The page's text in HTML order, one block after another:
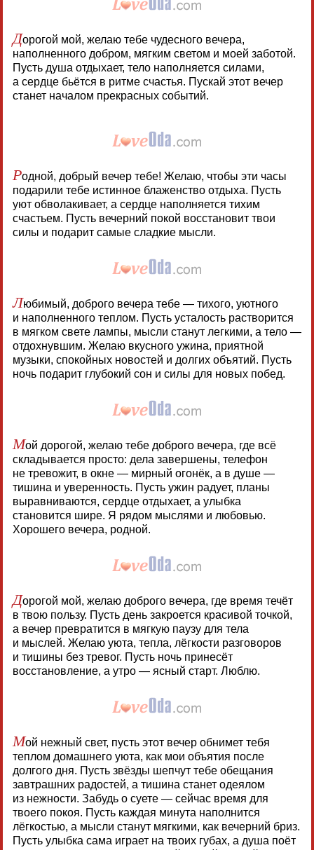
Дорогой мой, желаю тебе чудесного вечера,
наполненного добром, мягким светом и моей заботой.
Пусть душа отдыхает, тело наполняется силами,
а сердце бьётся в ритме счастья. Пускай этот вечер
станет началом прекрасных событий.
Родной, добрый вечер тебе! Желаю, чтобы эти часы
подарили тебе истинное блаженство отдыха. Пусть
уют обволакивает, а сердце наполняется тихим
счастьем. Пусть вечерний покой восстановит твои
силы и подарит самые сладкие мысли.
Любимый, доброго вечера тебе — тихого, уютного
и наполненного теплом. Пусть усталость растворится
в мягком свете лампы, мысли станут легкими, а тело —
отдохнувшим. Желаю вкусного ужина, приятной
музыки, спокойных новостей и долгих объятий. Пусть
ночь подарит глубокий сон и силы для новых побед.
Мой дорогой, желаю тебе доброго вечера, где всё
складывается просто: дела завершены, телефон
не тревожит, в окне — мирный огонёк, а в душе —
тишина и уверенность. Пусть ужин радует, планы
выравниваются, сердце отдыхает, а улыбка
становится шире. Я рядом мыслями и любовью.
Хорошего вечера, родной.
Дорогой мой, желаю доброго вечера, где время течёт
в твою пользу. Пусть день закроется красивой точкой,
а вечер превратится в мягкую паузу для тела
и мыслей. Желаю уюта, тепла, лёгкости разговоров
и тишины без тревог. Пусть ночь принесёт
восстановление, а утро — ясный старт. Люблю.
Мой нежный свет, пусть этот вечер обнимет тебя
теплом домашнего уюта, как мои объятия после
долгого дня. Пусть звёзды шепчут тебе обещания
завтрашних радостей, а тишина станет одеялом
из нежности. Забудь о суете — сейчас время для
твоего покоя. Пусть каждая минута наполнится
лёгкостью, а мысли станут мягкими, как вечерний бриз.
Пусть улыбка сама играет на твоих губах, а душа поёт